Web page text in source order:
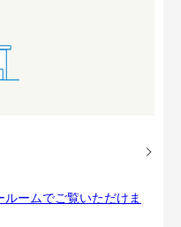
ームでご覧いただけま